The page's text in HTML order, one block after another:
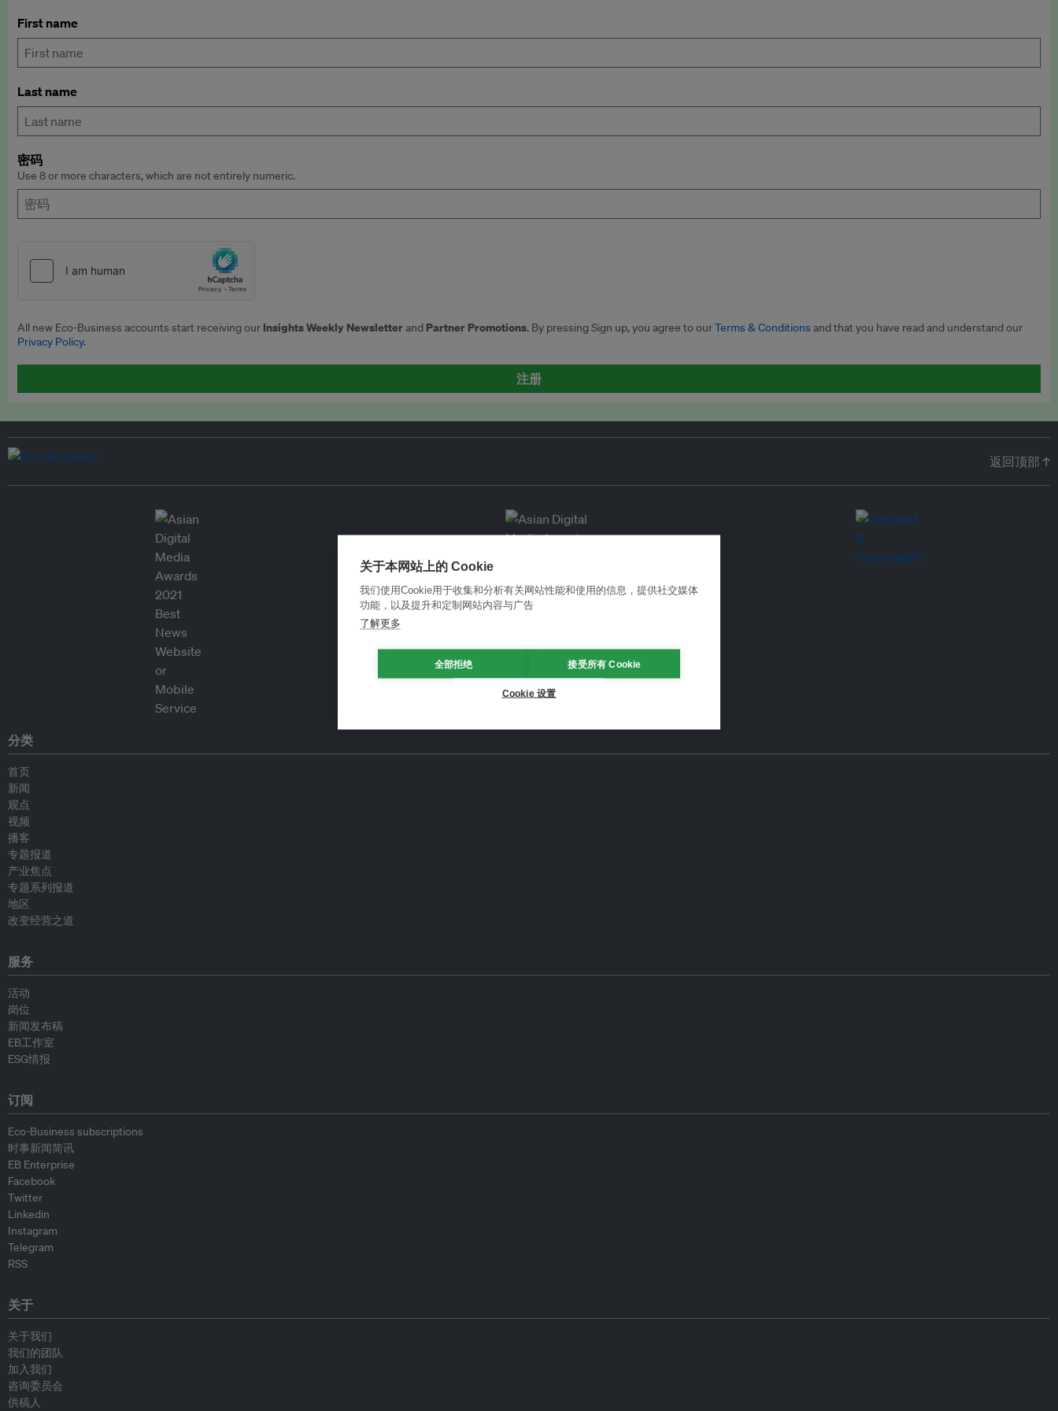
First name
Last name
密码
Use 8 or more characters, which are not entirely numeric.
All new Eco-Business accounts start receiving our Insights Weekly Newsletterand Partner Promotions. By pressing Sign up, you agree to ourTerms & Conditionsand that you have read and understand our
Privacy Policy.
注册
返回顶部 ↑
分类
首页
新闻
观点
视频
播客
专题报道
产业焦点
专题系列报道
地区
改变经营之道
服务
活动
岗位
新闻发布稿
EB工作室
ESG情报
订阅
Eco-Business subscriptions
时事新闻简讯
EB Enterprise
Facebook
Twitter
Linkedin
Instagram
Telegram
RSS
关于
关于我们
我们的团队
加入我们
咨询委员会
供稿人
关于本网站上的 Cookie
我们使用Cookie用于收集和分析有关网站性能和使用的信息，提供社交媒体
功能，以及提升和定制网站内容与广告
了解更多
全部拒绝 接受所有 Cookie
Cookie 设置